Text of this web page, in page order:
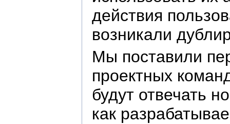
действия
возникали
Мы поставили
проектных
будут отвечать
как